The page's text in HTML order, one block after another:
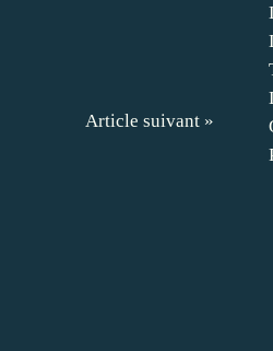
Article suivant »